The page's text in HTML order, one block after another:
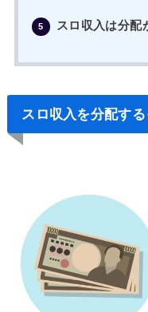
5 スロ収入は分
スロ収入を分配す